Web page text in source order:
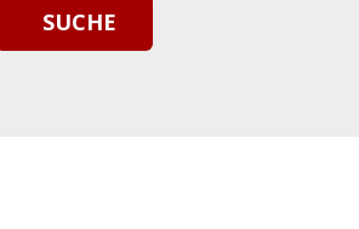
SUCHE